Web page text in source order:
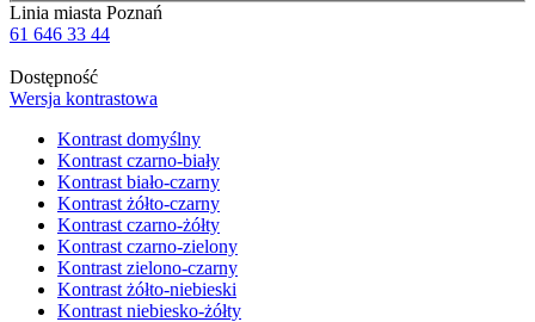
Linia miasta Poznań
61 646 33 44
Dostępność
Wersja kontrastowa
Kontrast domyślny
Kontrast czarno-biały
Kontrast biało-czarny
Kontrast żółto-czarny
Kontrast czarno-żółty
Kontrast czarno-zielony
Kontrast zielono-czarny
Kontrast żółto-niebieski
Kontrast niebiesko-żółty